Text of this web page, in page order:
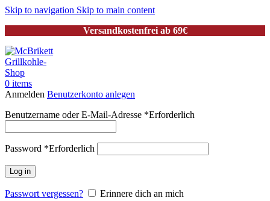
Skip to navigation Skip to main content
Versandkostenfrei ab 69€
0 items
Anmelden Benutzerkonto anlegen
Benutzername oder E-Mail-Adresse *Erforderlich
Password *Erforderlich
Log in
Passwort vergessen? Erinnere dich an mich